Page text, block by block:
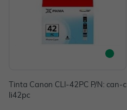
Tinta Canon CLI-42PC P/N: can-c
li42pc